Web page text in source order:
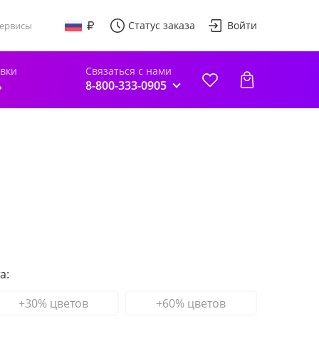
Статус заказа Войти
Связаться с нами
8-800-333-0905
+30% цветов
+60% цветов